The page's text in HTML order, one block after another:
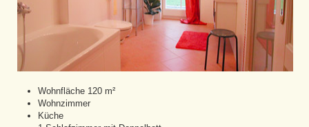
Wohnfläche 120 m²
Wohnzimmer
Küche